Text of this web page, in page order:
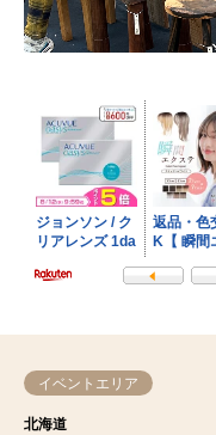
イベントエリア
北海道